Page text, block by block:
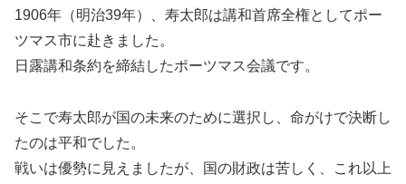
1906年（明治39年）、寿太郎は講和首席全権としてポー
ツマス市に赴きました。
日露講和条約を締結したポーツマス会議です。
そこで寿太郎が国の未来のために選択し、命がけで決断し
たのは平和でした。
戦いは優勢に見えましたが、国の財政は苦しく、これ以上